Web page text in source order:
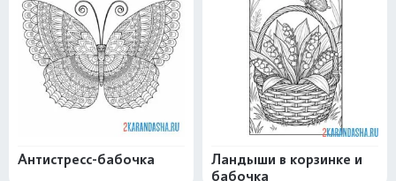
Антистресс-бабочка
Ландыши в корзинке и
бабочка